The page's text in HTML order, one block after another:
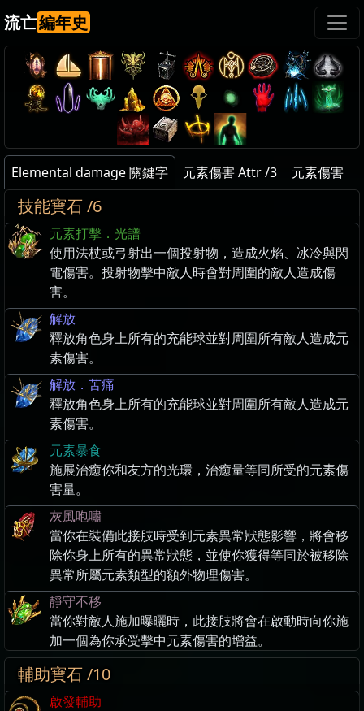
流亡編年史
Elemental damage 關鍵字 元素傷害 Attr /3 元素傷害
技能寶石 /6
元素打擊．光譜
使用法杖或弓射出一個投射物，造成火焰、冰冷與閃
電傷害。投射物擊中敵人時會對周圍的敵人造成傷
害。
解放
釋放角色身上所有的充能球並對周圍所有敵人造成元
素傷害。
解放．苦痛
釋放角色身上所有的充能球並對周圍所有敵人造成元
素傷害。
元素暴食
施展治癒你和友方的光環，治癒量等同所受的元素傷
害量。
灰風咆嘯
當你在裝備此接肢時受到元素異常狀態影響，將會移
除你身上所有的異常狀態，並使你獲得等同於被移除
異常所屬元素類型的額外物理傷害。
靜守不移
當你對敵人施加曝曬時，此接肢將會在啟動時向你施
加一個為你承受擊中元素傷害的增益。
輔助寶石 /10
啟發輔助